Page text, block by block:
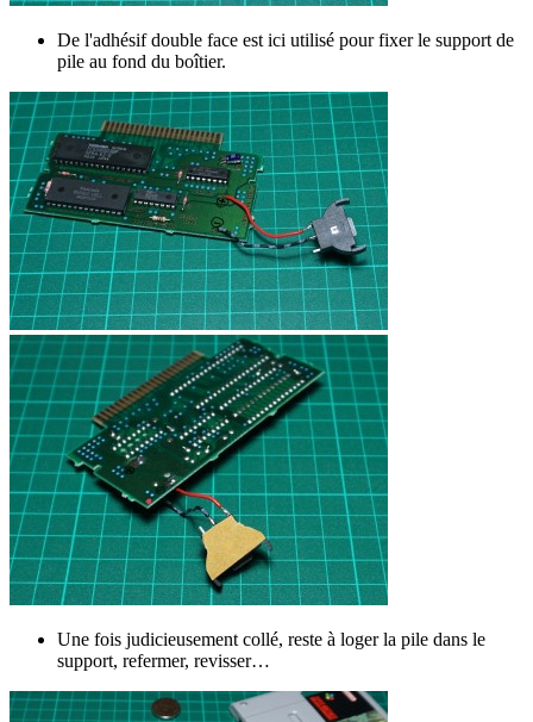
De l'adhésif double face est ici utilisé pour fixer le support de
pile au fond du boîtier.
Une fois judicieusement collé, reste à loger la pile dans le
support, refermer, revisser…